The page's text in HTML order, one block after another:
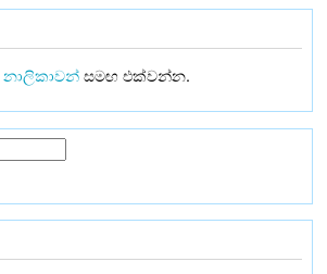
නාලිකාවන්සමඟ එක්වන්න.